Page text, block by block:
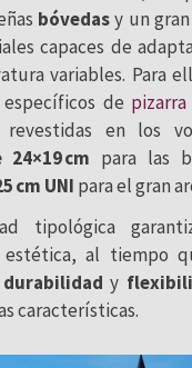
bóvedasy un gran
capaces de
variables. Para
de
revestidas en los
cm para las
cm UNI para el gran
tipológica
estética, al tiempo
durabilidady
características.